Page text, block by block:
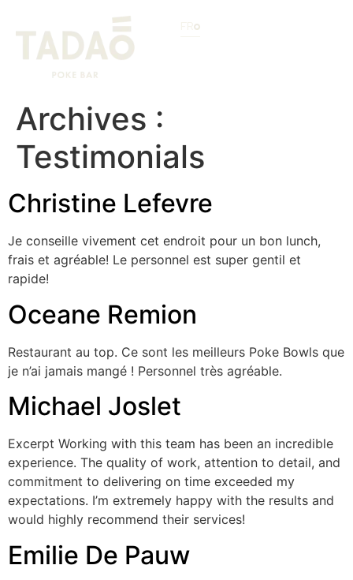
Archives :
Testimonials
Christine Lefevre
Je conseille vivement cet endroit pour un bon lunch,
frais et agréable! Le personnel est super gentil et
rapide!
Oceane Remion
Restaurant au top. Ce sont les meilleurs Poke Bowls que
je n’ai jamais mangé ! Personnel très agréable.
Michael Joslet
Excerpt Working with this team has been an incredible
experience. The quality of work, attention to detail, and
commitment to delivering on time exceeded my
expectations. I’m extremely happy with the results and
would highly recommend their services!
Emilie De Pauw